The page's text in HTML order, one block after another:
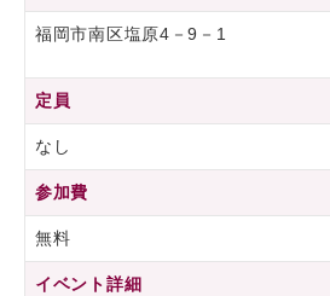
福岡市南区塩原4－9－1
定員
なし
参加費
無料
イベント詳細